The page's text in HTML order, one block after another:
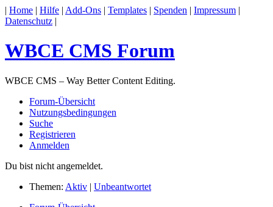
| Home | Hilfe | Add-Ons | Templates | Spenden | Impressum |
Datenschutz |
WBCE CMS Forum
WBCE CMS – Way Better Content Editing.
Forum-Übersicht
Nutzungsbedingungen
Suche
Registrieren
Anmelden
Du bist nicht angemeldet.
Themen: Aktiv | Unbeantwortet